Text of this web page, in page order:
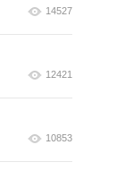
14527
12421
10853